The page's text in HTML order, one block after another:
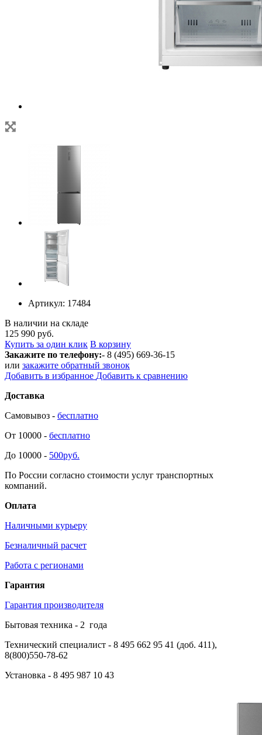
Артикул: 17484
В наличии на складе
125 990 руб.
Купить за один клик В корзину
Закажите по телефону:- 8 (495) 669-36-15
или закажите обратный звонок
Добавить в избранное Добавить к сравнению
Доставка
Самовывоз - бесплатно
От 10000 - бесплатно
До 10000 - 500руб.
По России согласно стоимости услуг транспортных
компаний.
Оплата
Наличными курьеру
Безналичный расчет
Работа с регионами
Гарантия
Гарантия производителя
Бытовая техника - 2 года
Технический специалист - 8 495 662 95 41 (доб. 411),
8(800)550-78-62
Установка - 8 495 987 10 43